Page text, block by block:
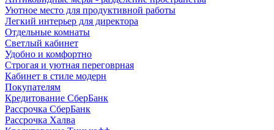
Уютное место для продуктивной работы
Легкий интерьер для директора
Отдельные комнаты
Светлый кабинет
Удобно и комфортно
Строгая и уютная переговрная
Кабинет в стиле модерн
Покупателям
Кредитование СберБанк
Рассрочка СберБанк
Рассрочка Халва